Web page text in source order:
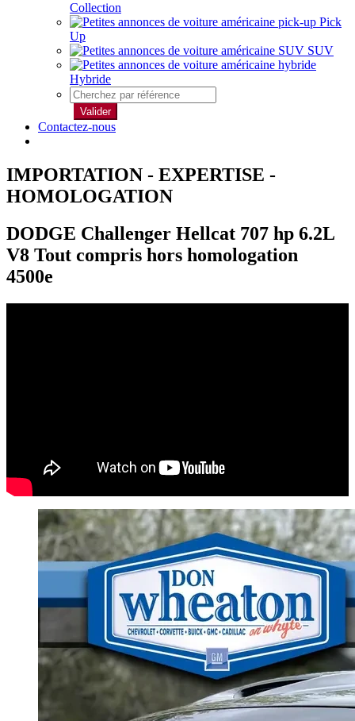
Collection
Pick
Up
SUV
Hybride
Valider
Contactez-nous
IMPORTATION - EXPERTISE -
HOMOLOGATION
DODGE Challenger Hellcat 707 hp 6.2L
V8 Tout compris hors homologation
4500e